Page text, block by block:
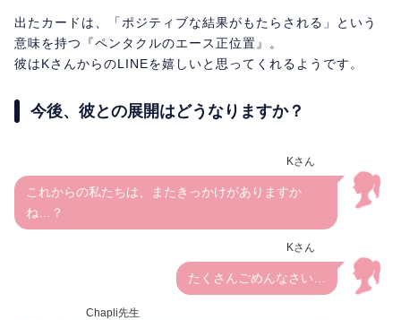
出たカードは、「ポジティブな結果がもたらされる」という
意味を持つ『ペンタクルのエース正位置』。
彼はKさんからのLINEを嬉しいと思ってくれるようです。
今後、彼との展開はどうなりますか？
Kさん
これからの私たちは、またきっかけがありますか
ね…？
Kさん
たくさんごめんなさい…
Chapli先生